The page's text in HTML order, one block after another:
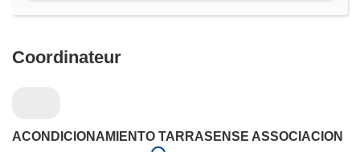
Coordinateur
ACONDICIONAMIENTO TARRASENSE ASSOCIACION